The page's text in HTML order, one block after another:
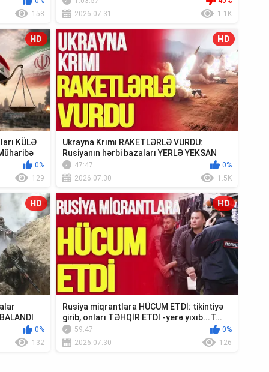
158
2026.07.31
1.1K
HD
KÜLƏ
0%
129
HD
Ukrayna Krımı RAKETLƏRLƏ VURDU:
Rusiyanın hərbi bazaları YERLƏ YEKSAN
EDİLDİ - TV ...
47:47
0%
2026.07.30
1.5K
HD
0%
132
HD
Rusiya miqrantlara HÜCUM ETDİ: tikintiyə
girib, onları TƏHQİR ETDİ -yerə yıxıb...T...
59:47
0%
2026.07.30
126